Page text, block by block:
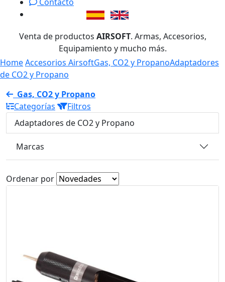
Venta de productos AIRSOFT. Armas, Accesorios,
Equipamiento y mucho más.
HomeAccesorios AirsoftGas, CO2 y PropanoAdaptadores
de CO2 y Propano
Gas, CO2 y Propano
Categorías
Filtros
Adaptadores de CO2 y Propano
Marcas
Ordenar por